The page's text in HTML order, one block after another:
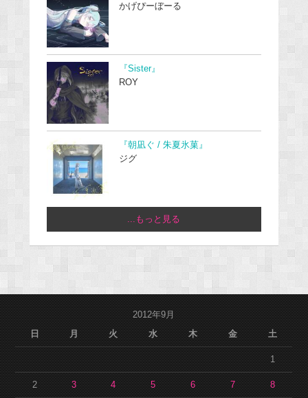
かげぴーぼーる
『Sister』
ROY
『朝凪ぐ / 朱夏氷菓』
ジグ
...もっと見る
2012年9月
日
月 火 水 木 金 土
1
2 3 4 5 6 7 8